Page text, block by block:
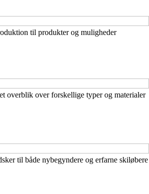
til produkter og muligheder
overblik over forskellige typer og materialer
til både nybegyndere og erfarne skiløbere